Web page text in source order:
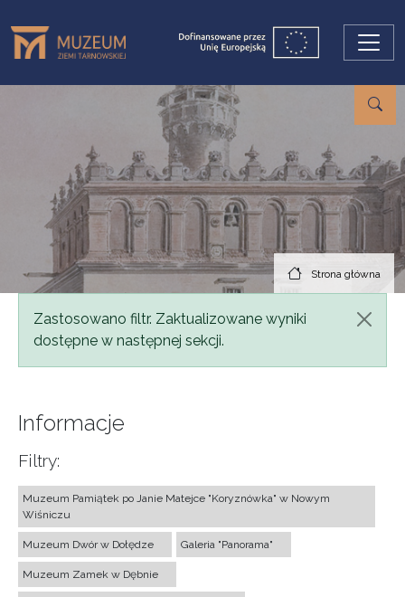
Strona główna
Komunikat
Zastosowano filtr. Zaktualizowane wyniki
dostępne w następnej sekcji.
Informacje
Filtry:
Muzeum Pamiątek po Janie Matejce "Koryznówka" w Nowym
Wiśniczu
Muzeum Dwór w Dołędze Galeria "Panorama"
Muzeum Zamek w Dębnie